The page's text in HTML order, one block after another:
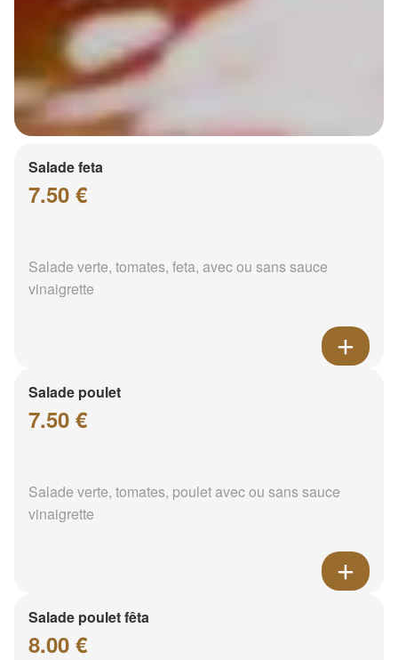
Salade feta
7.50 €
Salade verte, tomates, feta, avec ou sans sauce
vinaigrette
Salade poulet
7.50 €
Salade verte, tomates, poulet avec ou sans sauce
vinaigrette
Salade poulet fêta
8.00 €